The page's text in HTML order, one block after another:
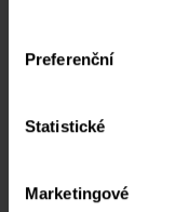
stranami, například
zpracovávány ve
Preferenční
Statistické
Marketingové
* Beru na vědomí a
a propagačních
informace o